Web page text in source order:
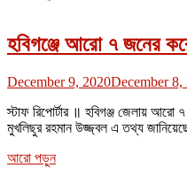
হবিগঞ্জে আরো ৭ জনের
December 9, 2020December 8,
স্টাফ রিপোর্টার ॥ হবিগঞ্জ জেলায়
মুখলিছুর রহমান উজ্জ্বল এ তথ্য
আরো পড়ুন